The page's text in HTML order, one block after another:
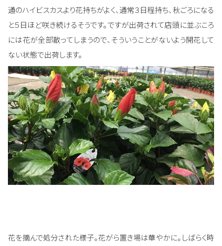
通のハイビスカスより花持ちがよく、通常３日程持ち、秋ごろになる
と５日ほど咲き続けるそうです。ですが出荷されて店頭に並ぶころ
には花が全部散ってしまうので、そういうことがないよう開花して
ない状態で出荷します。
花を摘んで処分された様子。花がら置き場は華やかに。しばらく時